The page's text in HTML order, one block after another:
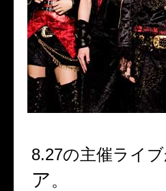
8.27の主催ライ
ア。